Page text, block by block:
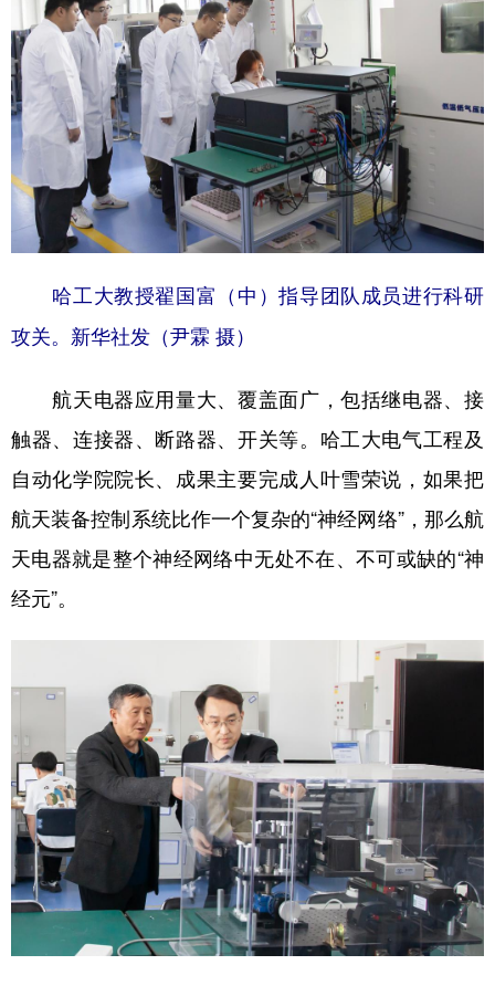
地方频道
北京 天津 河北
辽宁 吉林 上海
浙江 安徽 福建 江西
山东 河南 湖北 湖南
四川 贵州
多语种频道
English Español Français عربى
哈工大教授翟国富（中）指导团队成员进行科研
攻关。新华社发（尹霖 摄）
航天电器应用量大、覆盖面广，包括继电器、接
触器、连接器、断路器、开关等。哈工大电气工程及
自动化学院院长、成果主要完成人叶雪荣说，如果把
航天装备控制系统比作一个复杂的“神经网络”，那么航
天电器就是整个神经网络中无处不在、不可或缺的“神
经元”。